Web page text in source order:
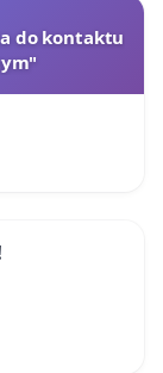
do kontaktu